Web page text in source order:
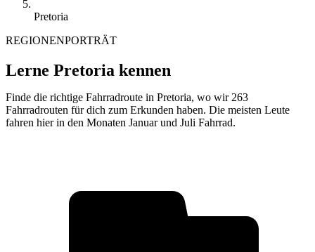
Pretoria
REGIONENPORTRÄT
Lerne Pretoria kennen
Finde die richtige Fahrradroute in Pretoria, wo wir 263
Fahrradrouten für dich zum Erkunden haben. Die meisten Leute
fahren hier in den Monaten Januar und Juli Fahrrad.